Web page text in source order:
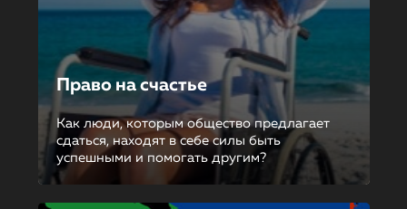
Право на счастье
Как люди, которым общество предлагает
сдаться, находят в себе силы быть
успешными и помогать другим?